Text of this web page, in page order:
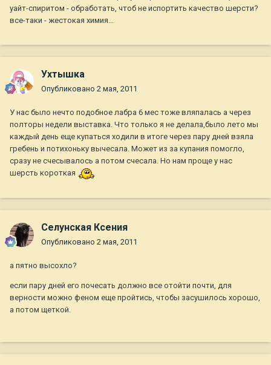
уайт-спиритом - обработать, чтоб не испортить качество шерсти?
все-таки - жестокая химия...
Ухтышка
Опубликовано 2 мая, 2011
У нас было нечто подобное лабра 6 мес тоже вляпалась а через
полторы недели выставка. Что только я не делала,было лето мы
каждый день еще купаться ходили в итоге через пару дней взяла
гребень и потихоньку вычесала. Может из за купания помогло,
сразу не счесывалось а потом счесала. Но нам проще у нас
шерсть короткая
Селунская Ксения
Опубликовано 2 мая, 2011
а пятно высохло?
если пару дней его почесать должно все отойти почти, для
верности можно феном еще пройтись, чтобы засушилось хорошо,
а потом щеткой.